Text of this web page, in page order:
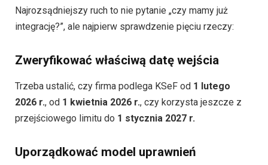
Najrozsądniejszy ruch to nie pytanie „czy mamy już
integrację?”, ale najpierw sprawdzenie pięciu rzeczy:
Zweryfikować właściwą datę wejścia
Trzeba ustalić, czy firma podlega KSeF od 1 lutego
2026 r., od 1 kwietnia 2026 r., czy korzysta jeszcze z
przejściowego limitu do 1 stycznia 2027 r.
Uporządkować model uprawnień